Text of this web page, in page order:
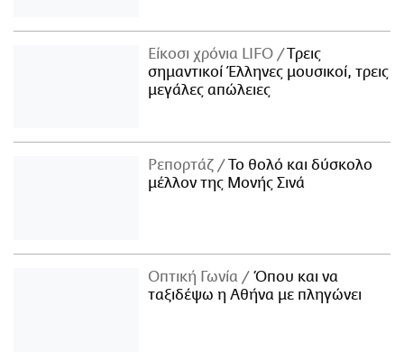
Είκοσι χρόνια LIFO
Tρεις
σημαντικοί Έλληνες μουσικοί, τρεις
μεγάλες απώλειες
Ρεπορτάζ
Το θολό και δύσκολο
μέλλον της Μονής Σινά
Οπτική Γωνία
Όπου και να
ταξιδέψω η Αθήνα με πληγώνει